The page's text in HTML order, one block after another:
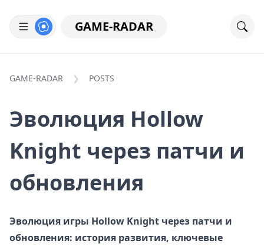
GAME-RADAR
GAME-RADAR POSTS
Эволюция Hollow
Knight через патчи и
обновления
Эволюция игры Hollow Knight через патчи и
обновления: история развития, ключевые